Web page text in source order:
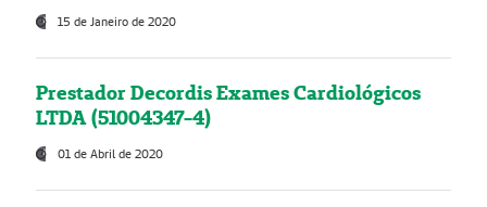
15 de Janeiro de 2020
Prestador Decordis Exames Cardiológicos
LTDA (51004347-4)
01 de Abril de 2020